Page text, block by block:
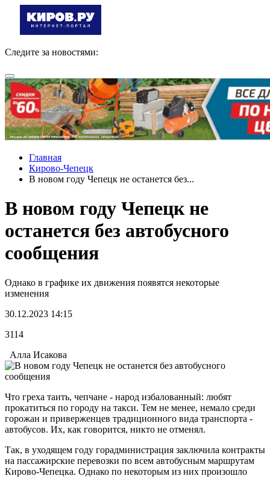
Следите за новостями:
Главная
Кирово-Чепецк
В новом году Чепецк не останется без...
В новом году Чепецк не
останется без автобусного
сообщения
Однако в графике их движения появятся некоторые
изменения
30.12.2023 14:15
3114
Алла Исакова
Что греха таить, чепчане - народ избалованный: любят
прокатиться по городу на такси. Тем не менее, немало среди
горожан и приверженцев традиционного вида транспорта -
автобусов. Их, как говорится, никто не отменял.
Так, в уходящем году горадминистрация заключила контракты
на пассажирские перевозки по всем автобусным маршрутам
Кирово-Чепецка. Однако по некоторым из них произошло